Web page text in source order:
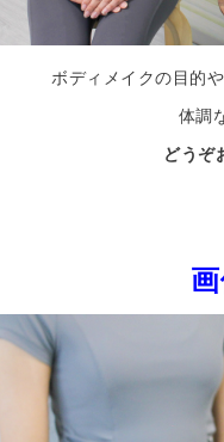
ボディメイクの目的
体調
どうぞ